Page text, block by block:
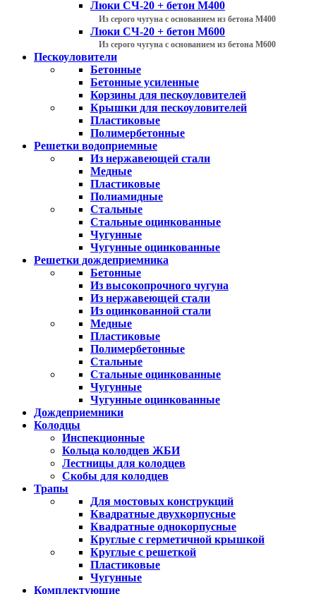
Люки СЧ-20 + бетон М400
Из серого чугуна с основанием из бетона М400
Люки СЧ-20 + бетон М600
Из серого чугуна с основанием из бетона М600
Пескоуловители
Бетонные
Бетонные усиленные
Корзины для пескоуловителей
Крышки для пескоуловителей
Пластиковые
Полимербетонные
Решетки водоприемные
Из нержавеющей стали
Медные
Пластиковые
Полиамидные
Стальные
Стальные оцинкованные
Чугунные
Чугунные оцинкованные
Решетки дождеприемника
Бетонные
Из высокопрочного чугуна
Из нержавеющей стали
Из оцинкованной стали
Медные
Пластиковые
Полимербетонные
Стальные
Стальные оцинкованные
Чугунные
Чугунные оцинкованные
Дождеприемники
Колодцы
Инспекционные
Кольца колодцев ЖБИ
Лестницы для колодцев
Скобы для колодцев
Трапы
Для мостовых конструкций
Квадратные двухкорпусные
Квадратные однокорпусные
Круглые с герметичной крышкой
Круглые с решеткой
Пластиковые
Чугунные
Комплектующие